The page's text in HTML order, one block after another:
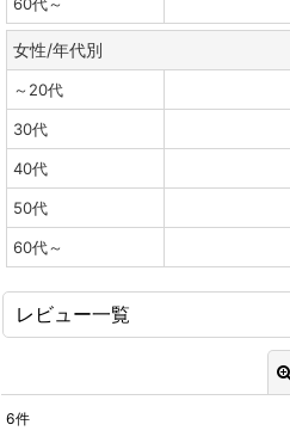
女性/年代別
～20代
30代
40代
50代
60代～
レビュー一覧
6件